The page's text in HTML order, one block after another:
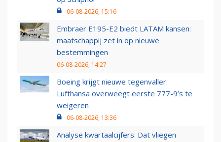
06-08-2026, 15:16
Embraer E195-E2 biedt LATAM kansen:
maatschappij zet in op nieuwe
bestemmingen
06-08-2026, 14:27
Boeing krijgt nieuwe tegenvaller:
Lufthansa overweegt eerste 777-9’s te
weigeren
06-08-2026, 13:36
Analyse kwartaalcijfers: Dat vliegen